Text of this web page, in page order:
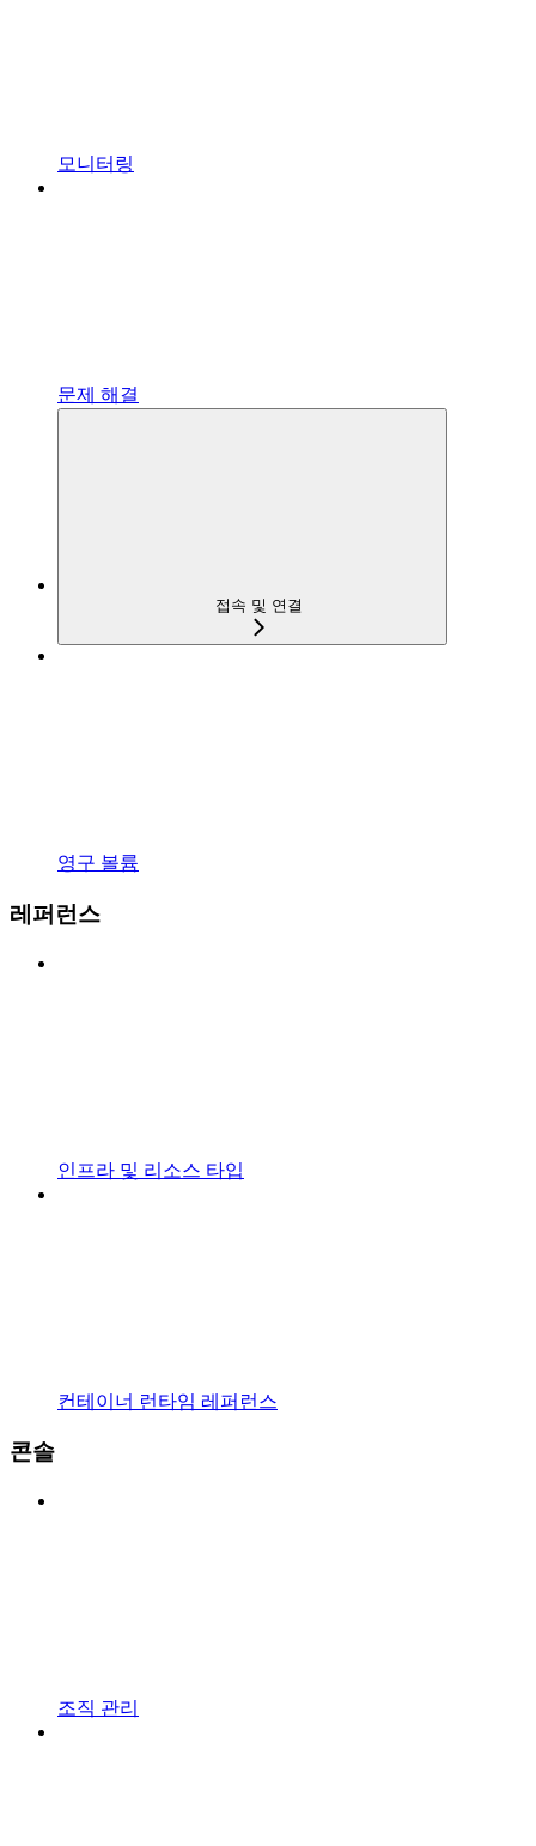
모니터링
문제 해결
접속 및 연결
영구 볼륨
레퍼런스
인프라 및 리소스 타입
컨테이너 런타임 레퍼런스
콘솔
조직 관리